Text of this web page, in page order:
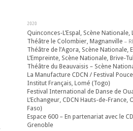
2020
Quinconces-L’Espal, Scène Nationale,
Théâtre le Colombier, Magnanville –
Théâtre de l’Agora, Scène Nationale,
L’Empreinte, Scène Nationale, Brive-
Théâtre du Beauvaisis – Scène
La Manufacture CDCN / Festival
Institut Français, Lomé (Togo)
Festival International de Danse de
L’Echangeur, CDCN Hauts-de-
Faso)
Espace 600 – En partenariat avec le
Grenoble